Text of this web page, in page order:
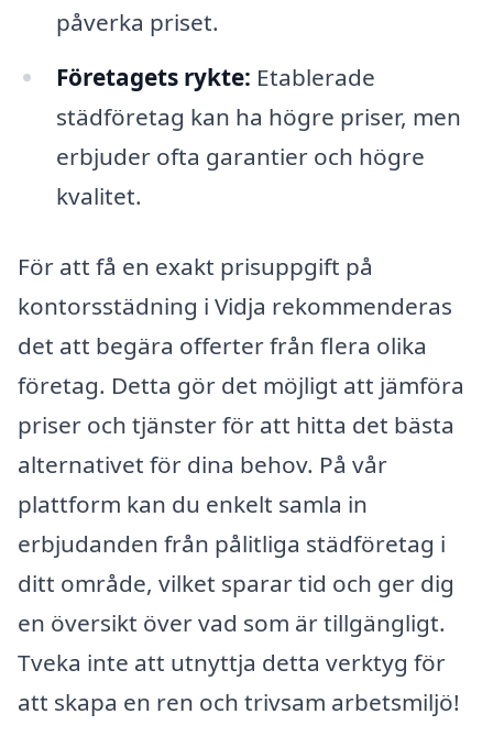
påverka priset.
Företagets rykte: Etablerade
städföretag kan ha högre priser, men
erbjuder ofta garantier och högre
kvalitet.
För att få en exakt prisuppgift på
kontorsstädning i Vidja rekommenderas
det att begära offerter från flera olika
företag. Detta gör det möjligt att jämföra
priser och tjänster för att hitta det bästa
alternativet för dina behov. På vår
plattform kan du enkelt samla in
erbjudanden från pålitliga städföretag i
ditt område, vilket sparar tid och ger dig
en översikt över vad som är tillgängligt.
Tveka inte att utnyttja detta verktyg för
att skapa en ren och trivsam arbetsmiljö!